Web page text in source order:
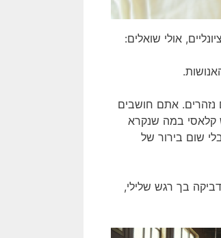
אולי שואלים:
אתם חושבים
קלאסי במה שנקרא
שום בירור של
בך רגש שלילי,